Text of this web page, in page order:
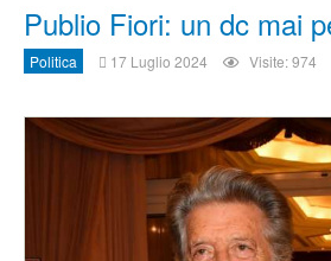
Publio Fiori: un dc mai
Politica 17 Luglio 2024 Visite: 974